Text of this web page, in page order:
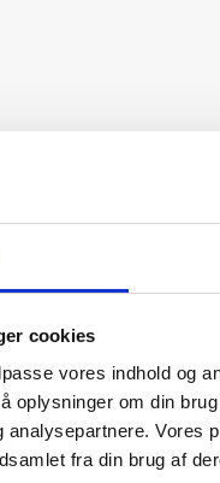
cookies
vores indhold og
oplysninger om din
analysepartnere. Vores
fra din brug af